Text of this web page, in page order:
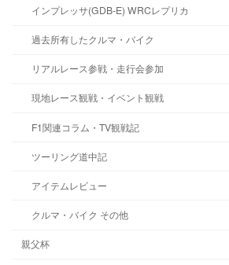
インプレッサ(GDB-E) WRCレプリカ
過去所有したクルマ・バイク
リアルレース参戦・走行会参加
現地レース観戦・イベント観戦
F1関連コラム・TV観戦記
ツーリング道中記
アイテムレビュー
クルマ・バイク その他
親父杯